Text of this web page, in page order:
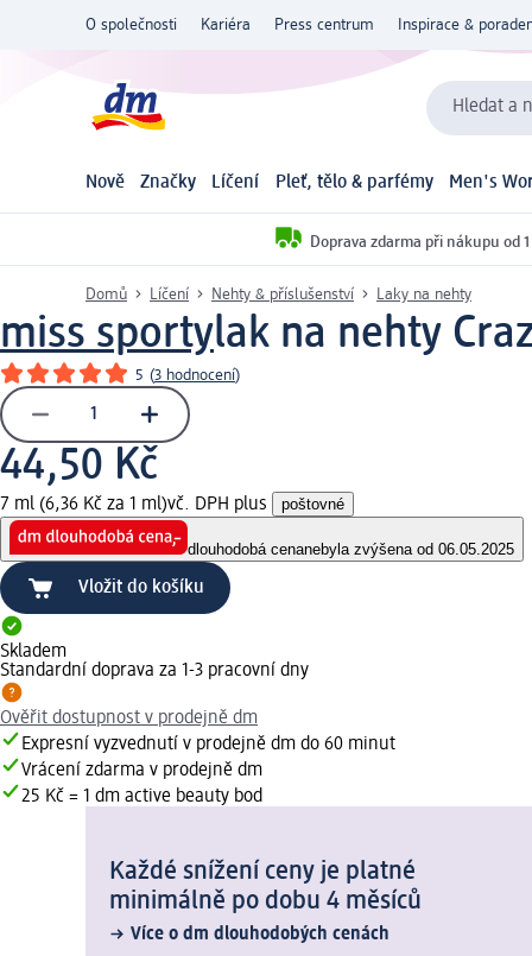
O společnosti Kariéra Press centrum Inspirace &
Hledat a
Nově Značky Líčení Pleť, tělo & parfémy Men's
Doprava zdarma při nákupu od 1
Domů Líčení Nehty & příslušenství Laky na nehty
miss sportylak na nehty
5 (3 hodnocení)
44,50 Kč
7 ml (6,36 Kč za 1 ml)vč. DPH plus poštovné
dlouhodobá cenanebyla zvýšena od 06.05.2025
Vložit do košíku
Skladem
Standardní doprava za 1-3 pracovní dny
Ověřit dostupnost v prodejně dm
Expresní vyzvednutí v prodejně dm do 60 minut
Vrácení zdarma v prodejně dm
25 Kč = 1 dm active beauty bod
Každé snížení ceny je platné
minimálně po dobu 4 měsíců
Více o dm dlouhodobých cenách